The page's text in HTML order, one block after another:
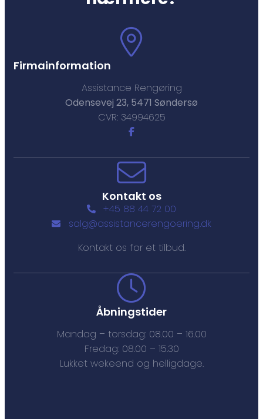
Firmainformation
Assistance Rengøring
Odensevej 23, 5471 Søndersø
CVR: 34994625
Kontakt os
+45 88 44 72 00
salg@assistancerengoering.dk
Kontakt os for et tilbud.
Åbningstider
Mandag – torsdag: 08.00 – 16.00
Fredag: 08.00 – 15.30
Lukket wekeend og helligdage.